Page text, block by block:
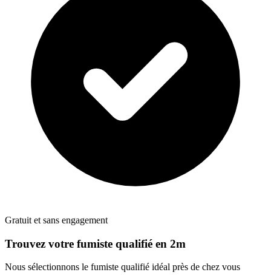
Gratuit et sans engagement
Trouvez votre fumiste qualifié en 2m
Nous sélectionnons le fumiste qualifié idéal près de chez vous